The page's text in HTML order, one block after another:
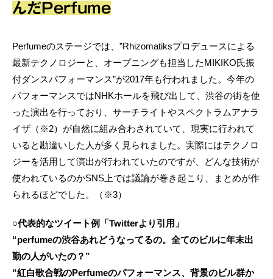
んだPerfume
Perfumeのステージでは、”Rhizomatiksプロデュースによる
最新テクノロジーと、オープニングも担当したMIKIKO氏振
付ダンスパフォーマンス”が2017年も行われました。今年の
パフォーマンスではNHKホールを飛び出して、渋谷の街を使
った演出を行っており、サーチライトやスペクトラムアナラ
イザ（※2）が自然に組み合わされていて、現実に行われて
いると勘違いした人が多く見られました。実際にはテクノロ
ジーを活用して演出が行われていたのですが、どんな技術が
使われているのかSNS上では議論が巻き起こり、まとめが作
られるほどでした。（※3）
○代表的なツイート例「Twitterより引用」
“perfumeの渋谷あれどうなってるの。全てのビルに年末出
勤の人がいたの？”
“紅白歌合戦のPerfumeのパフォーマンス、背景のビル群か